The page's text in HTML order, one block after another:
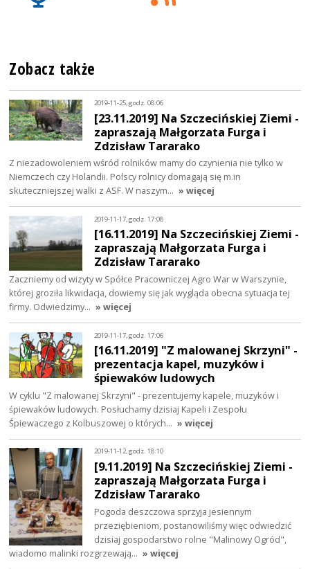
Zobacz także
2019-11-25, godz. 08:06
[23.11.2019] Na Szczecińskiej Ziemi -
zapraszają Małgorzata Furga i
Zdzisław Tararako
Z niezadowoleniem wśród rolników mamy do czynienia nie tylko w
Niemczech czy Holandii. Polscy rolnicy domagają się m.in
skuteczniejszej walki z ASF. W naszym… » więcej
2019-11-17, godz. 17:08
[16.11.2019] Na Szczecińskiej Ziemi -
zapraszają Małgorzata Furga i
Zdzisław Tararako
Zaczniemy od wizyty w Spółce Pracowniczej Agro War w Warszynie,
której groziła likwidacja, dowiemy się jak wygląda obecna sytuacja tej
firmy. Odwiedzimy… » więcej
2019-11-17, godz. 17:06
[16.11.2019] "Z malowanej Skrzyni" -
prezentacja kapel, muzyków i
śpiewaków ludowych
W cyklu "Z malowanej Skrzyni" - prezentujemy kapele, muzyków i
śpiewaków ludowych. Posłuchamy dzisiaj Kapeli i Zespołu
Śpiewaczego z Kolbuszowej o których… » więcej
2019-11-12, godz. 18:10
[9.11.2019] Na Szczecińskiej Ziemi -
zapraszają Małgorzata Furga i
Zdzisław Tararako
Pogoda deszczowa sprzyja jesiennym
przeziębieniom, postanowiliśmy więc odwiedzić
dzisiaj gospodarstwo rolne "Malinowy Ogród",
wiadomo malinki rozgrzewają… » więcej